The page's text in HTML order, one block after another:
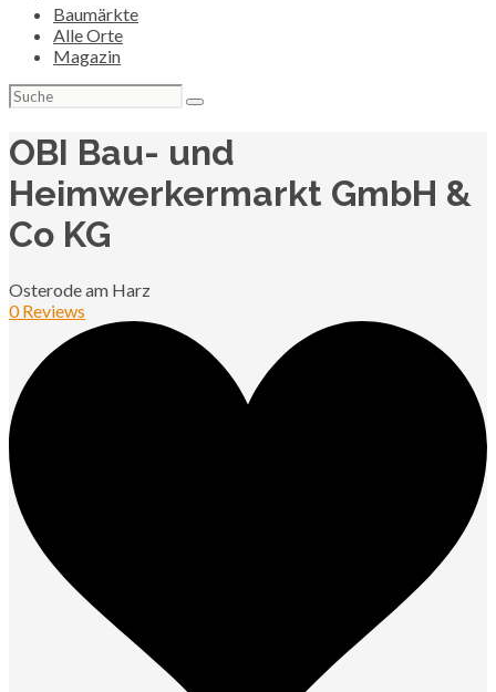
Baumärkte
Alle Orte
Magazin
Suchen
nach:
OBI Bau- und
Heimwerkermarkt GmbH &
Co KG
Osterode am Harz
0 Reviews